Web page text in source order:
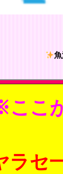
ここ
ラセ